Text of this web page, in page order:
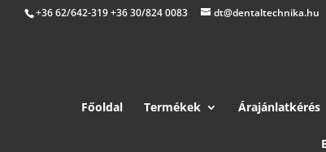
+36 62/642-319 +36 30/824 0083 dt@dentaltechnika.hu
Főoldal Termékek Árajánlatkérés